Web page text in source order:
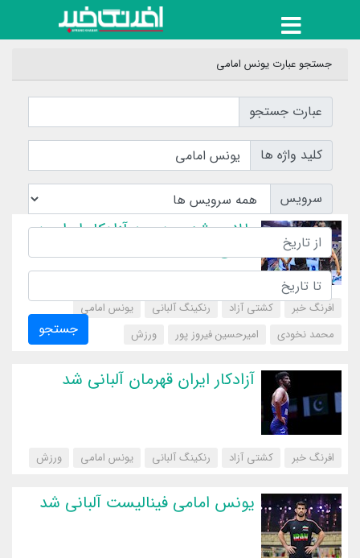
جستجو عبارت یونس امامی
عبارت جستجو
جستجو
کلید واژه ها
سرویس
طلایی شدن هر سه آزادکار ایران در
افرنگ خبر کشتی آزاد رنکینگ آلبانی
یونس امامی
محمد نخودی
امیرحسین فیروز پور ‌ورزش
آزادکار ایران قهرمان آلبانی شد
افرنگ خبر کشتی آزاد رنکینگ آلبانی یونس امامی ‌ورزش
یونس امامی فینالیست آلبانی شد